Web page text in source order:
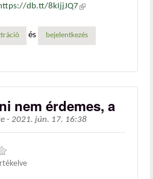
db.tt/8kIjjJQ7 (külső
és bejelentkezés
nem érdemes, a
- 2021. jún. 17. 16:38